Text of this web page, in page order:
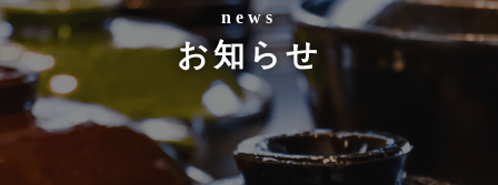
お知らせ